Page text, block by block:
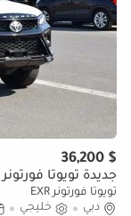
$ 36,200
جديدة تويوتا فورتونر EXR
تويوتا فورتونر EXR
دبي
خليجي